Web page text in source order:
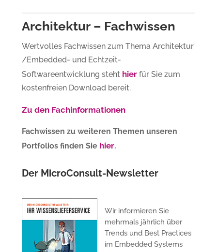
Architektur – Fachwissen
Wertvolles Fachwissen zum Thema Architektur
/Embedded- und Echtzeit-
Softwareentwicklung steht hier für Sie zum
kostenfreien Download bereit.
Zu den Fachinformationen
Fachwissen zu weiteren Themen unseren
Portfolios finden Sie hier.
Der MicroConsult-Newsletter
Wir informieren Sie
mehrmals jährlich über
Trends und Best Practices
im Embedded Systems